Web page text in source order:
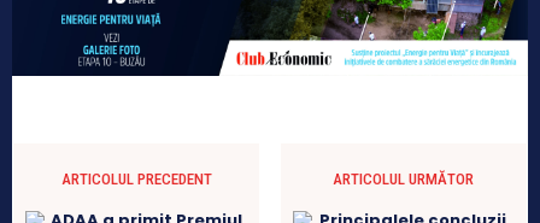
ARTICOLUL PRECEDENT ARTICOLUL URMĂTOR